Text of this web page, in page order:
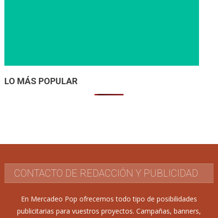
LO MÁS POPULAR
CONTACTO DE REDACCIÓN Y PUBLICIDAD
En Mercadeo Pop ofrecemos todo tipo de posibilidades
publicitarias para vuestros proyectos. Campañas, banners,